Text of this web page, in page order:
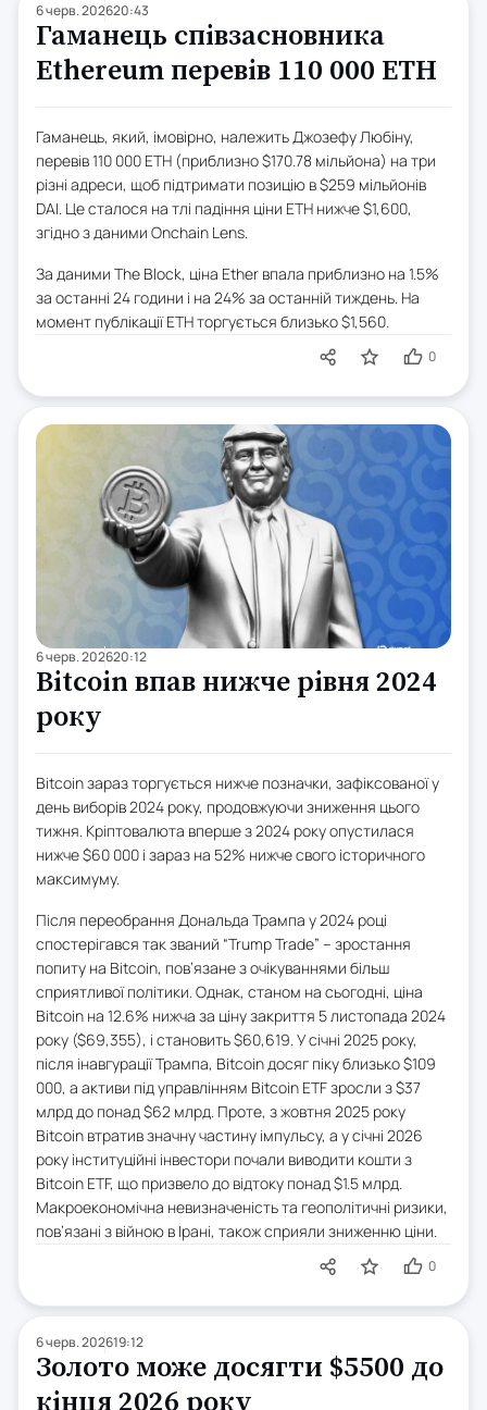
6 черв. 202620:43
Гаманець співзасновника
Ethereum перевів 110 000 ETH
Гаманець, який, імовірно, належить Джозефу Любіну,
перевів 110 000 ETH (приблизно $170.78 мільйона) на три
різні адреси, щоб підтримати позицію в $259 мільйонів
DAI. Це сталося на тлі падіння ціни ETH нижче $1,600,
згідно з даними Onchain Lens.
За даними The Block, ціна Ether впала приблизно на 1.5%
за останні 24 години і на 24% за останній тиждень. На
момент публікації ETH торгується близько $1,560.
0
6 черв. 202620:12
Bitcoin впав нижче рівня 2024
року
Bitcoin зараз торгується нижче позначки, зафіксованої у
день виборів 2024 року, продовжуючи зниження цього
тижня. Кріптовалюта вперше з 2024 року опустилася
нижче $60 000 і зараз на 52% нижче свого історичного
максимуму.
Після переобрання Дональда Трампа у 2024 році
спостерігався так званий “Trump Trade” – зростання
попиту на Bitcoin, пов’язане з очікуваннями більш
сприятливої політики. Однак, станом на сьогодні, ціна
Bitcoin на 12.6% нижча за ціну закриття 5 листопада 2024
року ($69,355), і становить $60,619. У січні 2025 року,
після інавгурації Трампа, Bitcoin досяг піку близько $109
000, а активи під управлінням Bitcoin ETF зросли з $37
млрд до понад $62 млрд. Проте, з жовтня 2025 року
Bitcoin втратив значну частину імпульсу, а у січні 2026
року інституційні інвестори почали виводити кошти з
Bitcoin ETF, що призвело до відтоку понад $1.5 млрд.
Макроекономічна невизначеність та геополітичні ризики,
пов’язані з війною в Ірані, також сприяли зниженню ціни.
0
6 черв. 202619:12
Золото може досягти $5500 до